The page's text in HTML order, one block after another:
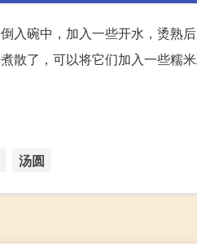
入碗中，加入一些开水，烫熟
散了，可以将它们加入一些糯
汤圆